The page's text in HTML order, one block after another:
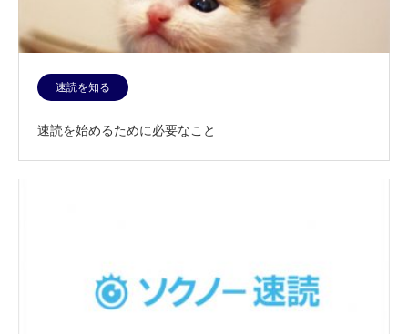
速読を知る
速読を始めるために必要なこと